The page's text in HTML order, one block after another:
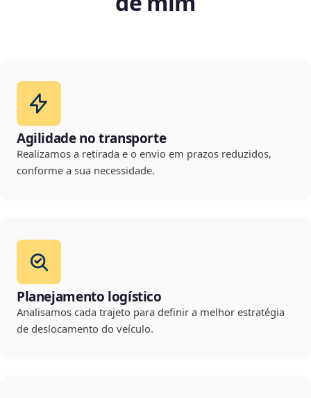
Agilidade no transporte
Realizamos a retirada e o envio em prazos reduzidos,
conforme a sua necessidade.
Planejamento logístico
Analisamos cada trajeto para definir a melhor estratégia
de deslocamento do veículo.